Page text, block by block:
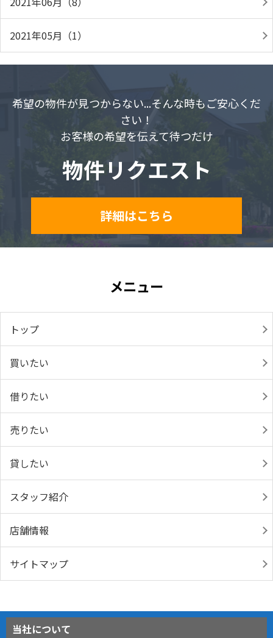
2021年05月（1）
希望の物件が見つからない...そんな時もご安心くだ
さい！
お客様の希望を伝えて待つだけ
物件リクエスト
詳細はこちら
メニュー
トップ
買いたい
借りたい
売りたい
貸したい
スタッフ紹介
店舗情報
サイトマップ
当社について